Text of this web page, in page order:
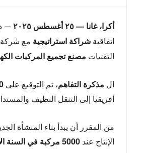
أكرا، غانا — ٢٥ أغسطس ٢٠٢٥
اتفاقية شراكة استراتيجية مع شركة
التقنيات مصنع تجميع المركبات
ال مذكرة التفاهم، تم التوقيع على 20
أفريقيا إلى التنقل النظيف
الإنتاج عند 5000 مركبة في السنة الأولى